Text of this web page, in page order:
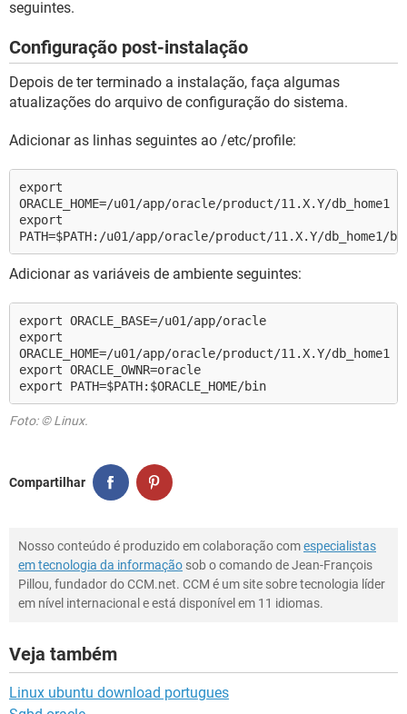
seguintes.
Configuração post-instalação
Depois de ter terminado a instalação, faça algumas
atualizações do arquivo de configuração do sistema.
Adicionar as linhas seguintes ao /etc/profile:
export
ORACLE_HOME=/u01/app/oracle/product/11.X.Y/db_home1
export
PATH=$PATH:/u01/app/oracle/product/11.X.Y/db_home1/
Adicionar as variáveis de ambiente seguintes:
export ORACLE_BASE=/u01/app/oracle
export
ORACLE_HOME=/u01/app/oracle/product/11.X.Y/db_home1
export ORACLE_OWNR=oracle
export PATH=$PATH:$ORACLE_HOME/bin
Foto: © Linux.
Compartilhar
Nosso conteúdo é produzido em colaboração comespecialistas
em tecnologia da informação sob o comando de Jean-François
Pillou, fundador do CCM.net. CCM é um site sobre tecnologia líder
em nível internacional e está disponível em 11 idiomas.
Veja também
Linux ubuntu download portugues